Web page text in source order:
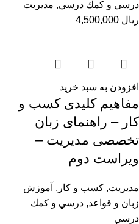
درسي و كمك درسي, مديريت
ریال
افزودن به سبد خرید
مفاهیم کلیدی ‌کسب ‌و
کار – راهنمای زبان
تخصصی مدیریت –
ویراست دوم
مديريت, کسب و کار , آموزش
زبان و قواعد, درسي و كمك
درسي